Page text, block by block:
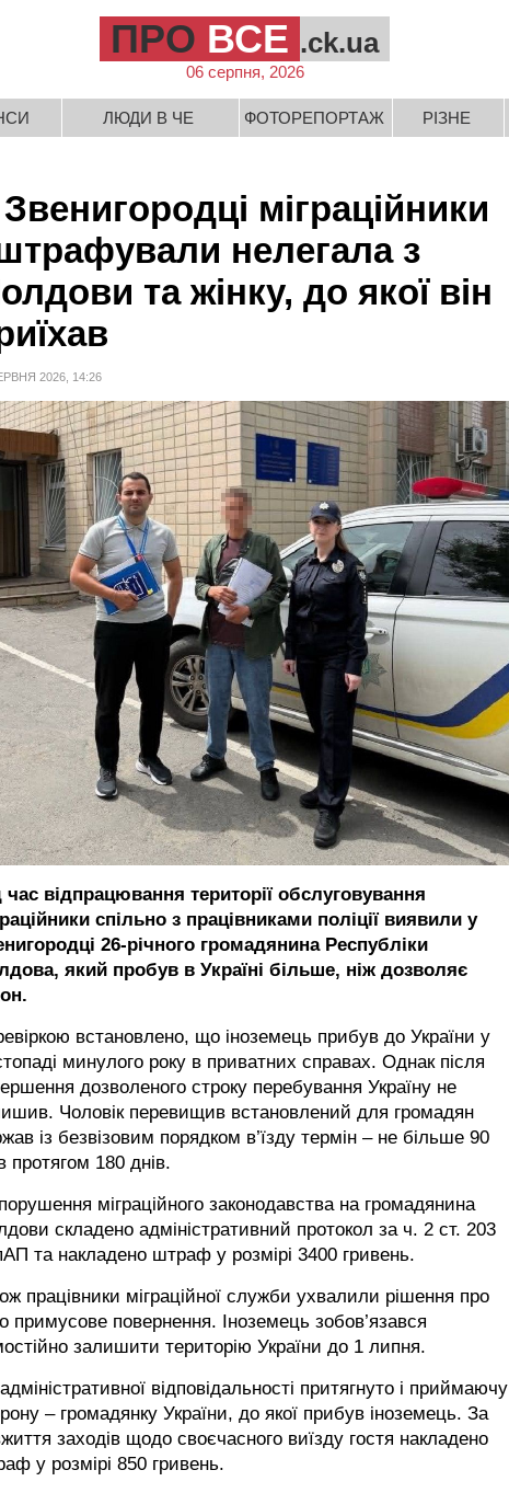
ПРО ВСЕ .ck.ua
06 серпня, 2026
ЛЮДИ В ЧЕ ФОТОРЕПОРТАЖ РІЗНЕ
міграційники
нелегала з
та жінку, до якої він
2026, 14:26
час відпрацювання території обслуговування
спільно з працівниками поліції виявили у
26-річного громадянина Республіки
який пробув в Україні більше, ніж дозволяє
встановлено, що іноземець прибув до України у
минулого року в приватних справах. Однак після
дозволеного строку перебування Україну не
Чоловік перевищив встановлений для громадян
із безвізовим порядком в’їзду термін – не більше 90
протягом 180 днів.
міграційного законодавства на громадянина
складено адміністративний протокол за ч. 2 ст. 203
та накладено штраф у розмірі 3400 гривень.
працівники міграційної служби ухвалили рішення про
примусове повернення. Іноземець зобов’язався
залишити територію України до 1 липня.
відповідальності притягнуто і приймаючу
– громадянку України, до якої прибув іноземець. За
заходів щодо своєчасного виїзду гостя накладено
у розмірі 850 гривень.